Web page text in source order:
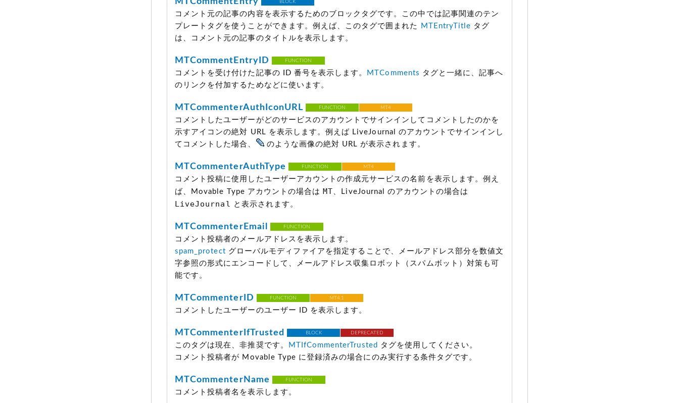
BLOCK
コメント元の記事の内容を表示するためのブロックタグです。この中では記事関連のテン
プレートタグを使うことができます。例えば、このタグで囲まれた
MTEntryTitle タグ
は、コメント元の記事のタイトルを表示します。
MTCommentEntryID FUNCTION
コメントを受け付けた記事の ID 番号を表示します。 MTComments タグと一緒に、記事へ
のリンクを付加するためなどに使います。
MTCommenterAuthIconURL FUNCTION MT4
コメントしたユーザーがどのサービスのアカウントでサインインしてコメントしたのかを
示すアイコンの絶対 URL を表示します。例えば LiveJournal のアカウントでサインインし
てコメントした場合、
のような画像の絶対 URL が表示されます。
MTCommenterAuthType FUNCTION MT4
コメント投稿に使用したユーザーアカウントの作成元サービスの名前を表示します。例え
ば、Movable Type アカウントの場合は MT 、LiveJournal のアカウントの場合は
LiveJournal と表示されます。
MTCommenterEmail FUNCTION
コメント投稿者のメールアドレスを表示します。
spam_protect グローバルモディファイアを指定することで、メールアドレス部分を数値文
字参照の形式にエンコードして、メールアドレス収集ロボット（スパムボット）対策も可
能です。
MTCommenterID FUNCTION MT4.1
コメントしたユーザーのユーザー ID を表示します。
MTCommenterIfTrusted BLOCK DEPRECATED
このタグは現在、非推奨です。 MTIfCommenterTrusted タグを使用してください。
コメント投稿者が Movable Type に登録済みの場合にのみ実行する条件タグです。
MTCommenterName FUNCTION
コメント投稿者名を表示します。